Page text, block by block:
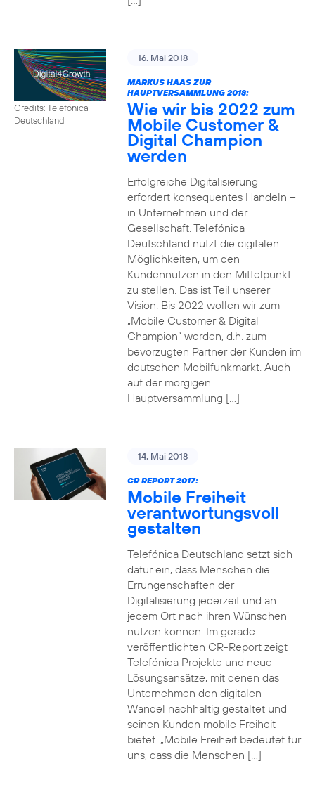
Credits: Telefónica
Deutschland
16. Mai 2018
MARKUS HAAS ZUR
HAUPTVERSAMMLUNG 2018:
Wie wir bis 2022 zum
Mobile Customer &
Digital Champion
werden
Erfolgreiche Digitalisierung
erfordert konsequentes Handeln –
in Unternehmen und der
Gesellschaft. Telefónica
Deutschland nutzt die digitalen
Möglichkeiten, um den
Kundennutzen in den Mittelpunkt
zu stellen. Das ist Teil unserer
Vision: Bis 2022 wollen wir zum
„Mobile Customer & Digital
Champion“ werden, d.h. zum
bevorzugten Partner der Kunden im
deutschen Mobilfunkmarkt. Auch
auf der morgigen
Hauptversammlung […]
14. Mai 2018
CR REPORT 2017:
Mobile Freiheit
verantwortungsvoll
gestalten
Telefónica Deutschland setzt sich
dafür ein, dass Menschen die
Errungenschaften der
Digitalisierung jederzeit und an
jedem Ort nach ihren Wünschen
nutzen können. Im gerade
veröffentlichten CR-Report zeigt
Telefónica Projekte und neue
Lösungsansätze, mit denen das
Unternehmen den digitalen
Wandel nachhaltig gestaltet und
seinen Kunden mobile Freiheit
bietet. „Mobile Freiheit bedeutet für
uns, dass die Menschen […]